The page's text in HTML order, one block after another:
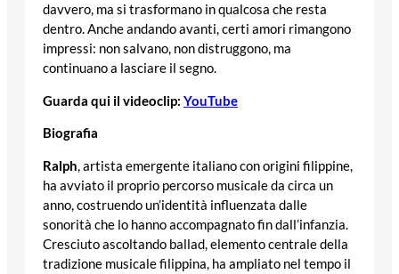
davvero, ma si trasformano in qualcosa che resta
dentro. Anche andando avanti, certi amori rimangono
impressi: non salvano, non distruggono, ma
continuano a lasciare il segno.
Guarda qui il videoclip: YouTube
Biografia
Ralph, artista emergente italiano con origini filippine,
ha avviato il proprio percorso musicale da circa un
anno, costruendo un’identità influenzata dalle
sonorità che lo hanno accompagnato fin dall’infanzia.
Cresciuto ascoltando ballad, elemento centrale della
tradizione musicale filippina, ha ampliato nel tempo il